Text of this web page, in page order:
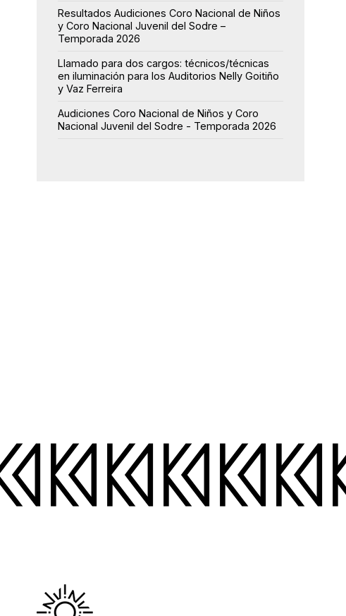
Resultados Audiciones Coro Nacional de Niños
y Coro Nacional Juvenil del Sodre –
Temporada 2026
Llamado para dos cargos: técnicos/técnicas
en iluminación para los Auditorios Nelly Goitiño
y Vaz Ferreira
Audiciones Coro Nacional de Niños y Coro
Nacional Juvenil del Sodre - Temporada 2026